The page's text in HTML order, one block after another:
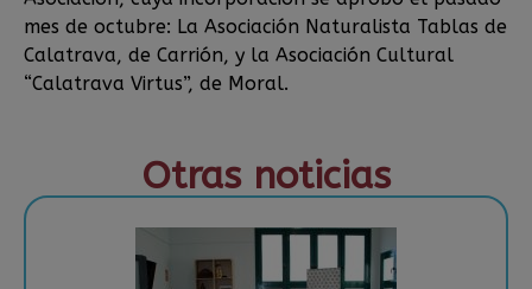
mes de octubre: La Asociación Naturalista Tablas de
Calatrava, de Carrión, y la Asociación Cultural
“Calatrava Virtus”, de Moral.
Otras noticias